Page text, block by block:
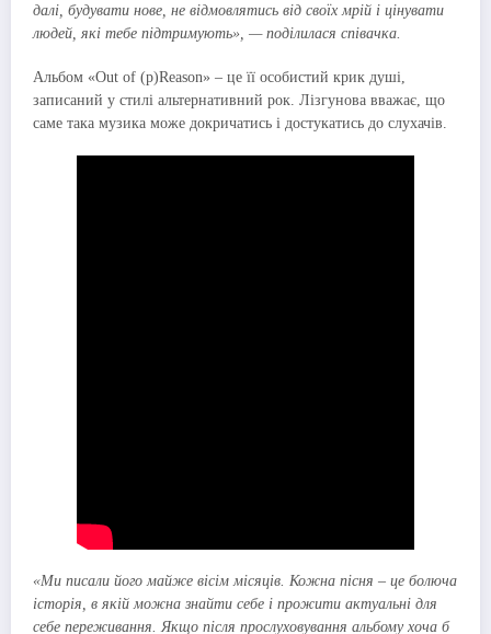
далі, будувати нове, не відмовлятись від своїх мрій і цінувати
людей, які тебе підтримують», — поділилася співачка.
Альбом «Out of (p)Reason» – це її особистий крик душі,
записаний у стилі альтернативний рок. Лізгунова вважає, що
саме така музика може докричатись і достукатись до слухачів.
«Ми писали його майже вісім місяців. Кожна пісня – це болюча
історія, в якій можна знайти себе і прожити актуальні для
себе переживання. Якщо після прослуховування альбому хоча б